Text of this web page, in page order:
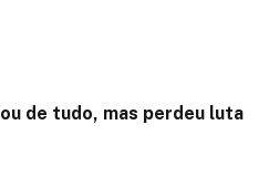
de tudo, mas perdeu luta